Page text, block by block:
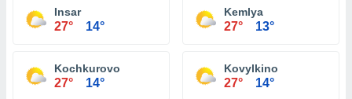
Insar
27° 14°
Kemlya
27° 13°
Kochkurovo
27° 14°
Kovylkino
27° 14°